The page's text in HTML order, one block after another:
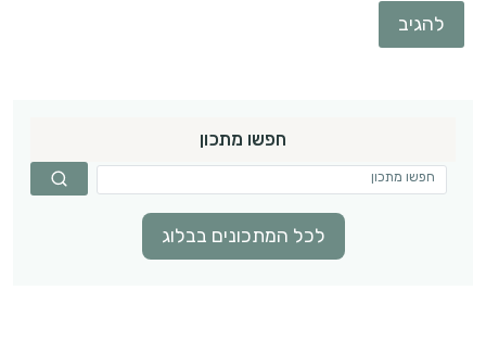
חפשו מתכון
לכל המתכונים בבלוג